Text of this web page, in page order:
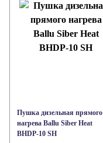
Пушка дизельная прямого
нагрева Ballu Siber Heat
BHDP-10 SH